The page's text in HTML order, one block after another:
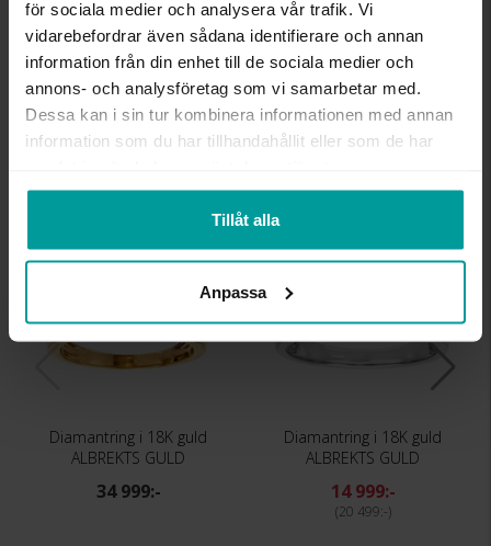
för sociala medier och analysera vår trafik. Vi
vidarebefordrar även sådana identifierare och annan
information från din enhet till de sociala medier och
annons- och analysföretag som vi samarbetar med.
Dessa kan i sin tur kombinera informationen med annan
information som du har tillhandahållit eller som de har
Tillåt alla
Anpassa
DIAMANTSLIPNING
Rund
DIAMANTFÄRG
Wesselton
DIAMANTKLARHET
P
VIKT CA (GRAM)
6,94
TOTAL CARAT
0,96
Liknande produkter
Diamantring i 18K guld
ALBREKTS GULD
34 999:-
Diamantring i 18K guld
ALBREKTS GULD
14 999:-
20 499:-